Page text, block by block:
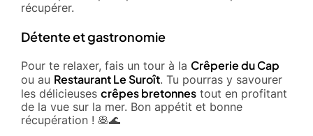
récupérer.
Détente et gastronomie
Pour te relaxer, fais un tour à la Crêperie du Cap
ou au Restaurant Le Suroît. Tu pourras y savourer
les délicieuses crêpes bretonnes tout en profitant
de la vue sur la mer. Bon appétit et bonne
récupération ! 🥞🌊